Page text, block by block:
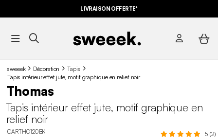
LIVRAISON OFFERTE*
sweeek Décoration
Tapis
Tapis intérieur effet jute, motif graphique en relief noir
Thomas
Tapis intérieur effet jute, motif graphique en
relief noir
ICARTHO120BK 5 (2)